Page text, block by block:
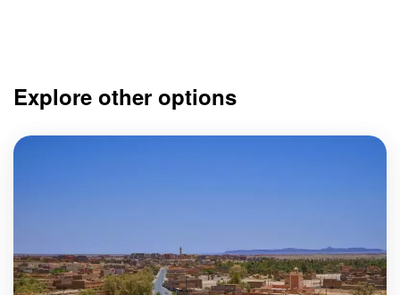
Explore other options